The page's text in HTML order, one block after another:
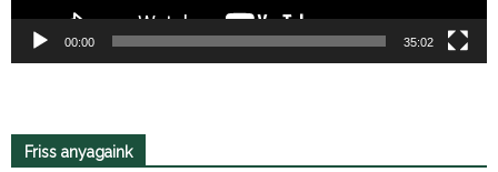
00:00 35:02
Friss anyagaink